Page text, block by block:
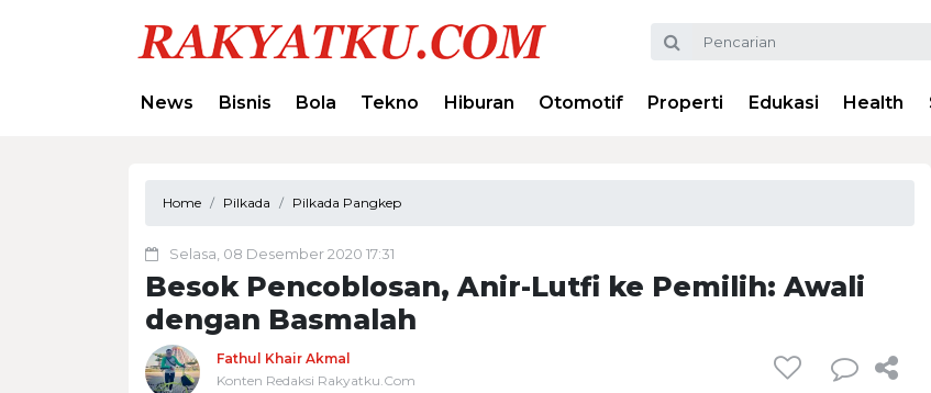
News Bisnis Bola Tekno Hiburan Otomotif Properti Edukasi Health
Home Pilkada Pilkada Pangkep
Selasa, 08 Desember 2020 17:31
Besok Pencoblosan, Anir-Lutfi ke Pemilih: Awali
dengan Basmalah
Fathul Khair Akmal
Konten Redaksi Rakyatku.Com